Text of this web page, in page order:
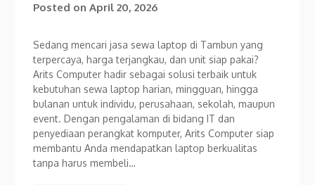
Posted onApril 20, 2026
Sedang mencari jasa sewa laptop di Tambun yang
terpercaya, harga terjangkau, dan unit siap pakai?
Arits Computer hadir sebagai solusi terbaik untuk
kebutuhan sewa laptop harian, mingguan, hingga
bulanan untuk individu, perusahaan, sekolah, maupun
event. Dengan pengalaman di bidang IT dan
penyediaan perangkat komputer, Arits Computer siap
membantu Anda mendapatkan laptop berkualitas
tanpa harus membeli…